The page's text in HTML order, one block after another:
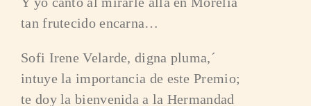
tan frutecido encarna…
Sofi Irene Velarde, digna pluma,´
intuye la importancia de este Premio;
te doy la bienvenida a la Hermandad